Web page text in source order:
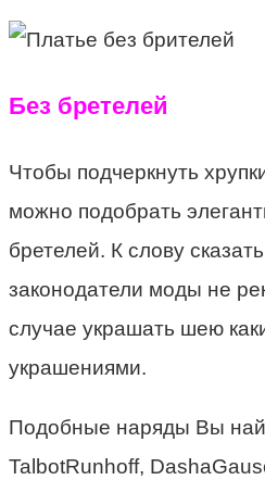
Без бретелей
Чтобы подчеркнуть
можно подобрать
бретелей. К слову
законодатели моды не
случае украшать шею
украшениями.
Подобные наряды Вы
TalbotRunhoff,